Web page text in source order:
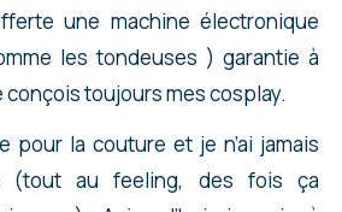
une machine électronique
les tondeuses ) garantie à
conçois toujours mes cosplay.
pour la couture et je n’ai jamais
(tout au feeling, des fois ça